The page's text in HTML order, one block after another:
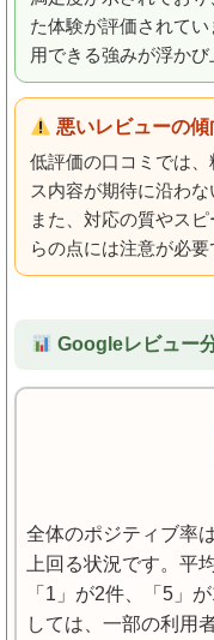
た体験が評価されて
用できる強みが浮かび
悪いレビューの傾
低評価の口コミでは
ス内容が期待に沿わ
また、対応の質やス
らの点には注意が必要
Googleレビュー
全体のポジティブ率
上回る状況です。平
「1」が2件、「5」
しては、一部の利用